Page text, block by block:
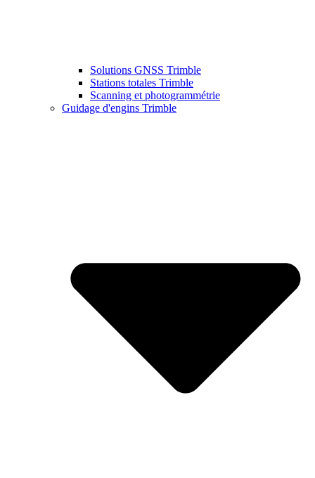
Solutions GNSS Trimble
Stations totales Trimble
Scanning et photogrammétrie
Guidage d'engins Trimble